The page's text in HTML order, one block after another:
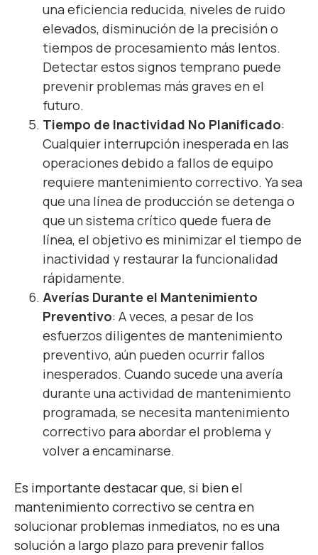
una eficiencia reducida, niveles de ruido
elevados, disminución de la precisión o
tiempos de procesamiento más lentos.
Detectar estos signos temprano puede
prevenir problemas más graves en el
futuro.
Tiempo de Inactividad No Planificado:
Cualquier interrupción inesperada en las
operaciones debido a fallos de equipo
requiere mantenimiento correctivo. Ya sea
que una línea de producción se detenga o
que un sistema crítico quede fuera de
línea, el objetivo es minimizar el tiempo de
inactividad y restaurar la funcionalidad
rápidamente.
Averías Durante el Mantenimiento
Preventivo: A veces, a pesar de los
esfuerzos diligentes de mantenimiento
preventivo, aún pueden ocurrir fallos
inesperados. Cuando sucede una avería
durante una actividad de mantenimiento
programada, se necesita mantenimiento
correctivo para abordar el problema y
volver a encaminarse.
Es importante destacar que, si bien el
mantenimiento correctivo se centra en
solucionar problemas inmediatos, no es una
solución a largo plazo para prevenir fallos